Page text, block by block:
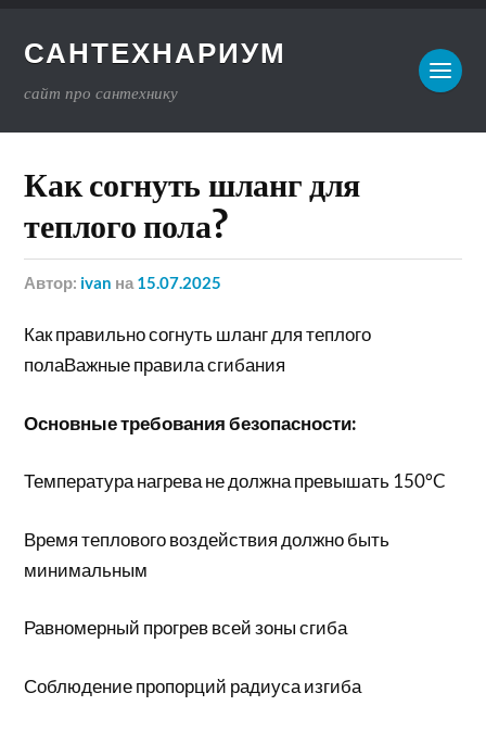
САНТЕХНАРИУМ
сайт про сантехнику
Как согнуть шланг для
теплого пола?
Автор: ivan на 15.07.2025
Как правильно согнуть шланг для теплого
полаВажные правила сгибания
Основные требования безопасности:
Температура нагрева не должна превышать 150°C
Время теплового воздействия должно быть
минимальным
Равномерный прогрев всей зоны сгиба
Соблюдение пропорций радиуса изгиба